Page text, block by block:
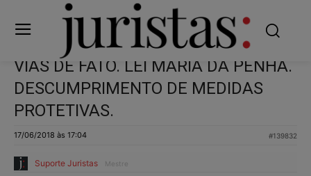
VIAS DE FATO. LEI MARIA DA PENHA.
DESCUMPRIMENTO DE MEDIDAS
PROTETIVAS.
17/06/2018 às 17:04 #139832
Suporte Juristas Mestre